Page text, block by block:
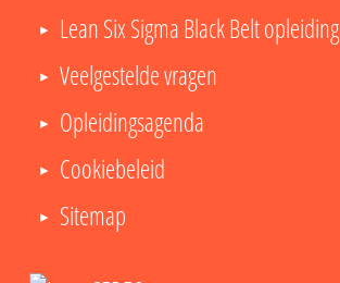
Lean Six Sigma Black Belt opleiding
Veelgestelde vragen
Opleidingsagenda
Cookiebeleid
Sitemap